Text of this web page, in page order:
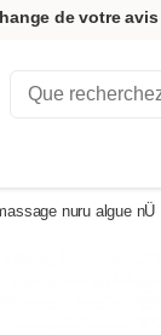
de votre avis
nuru algue nÜ